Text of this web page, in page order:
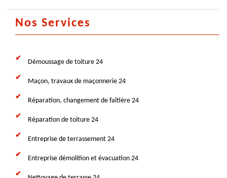
Nos Services
Démoussage de toiture 24
Maçon, travaux de maçonnerie 24
Réparation, changement de faîtière 24
Réparation de toiture 24
Entreprise de terrassement 24
Entreprise démolition et évacuation 24